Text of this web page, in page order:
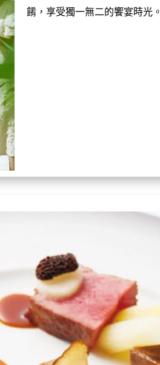
餚，享受獨一無二的饗宴時光。